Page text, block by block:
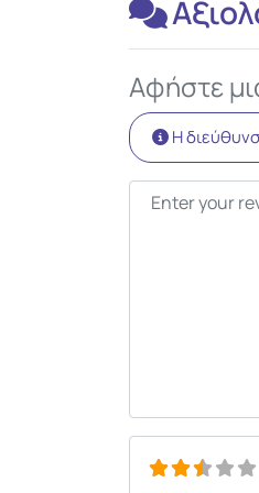
Αφήστε
Η
Κείμενο